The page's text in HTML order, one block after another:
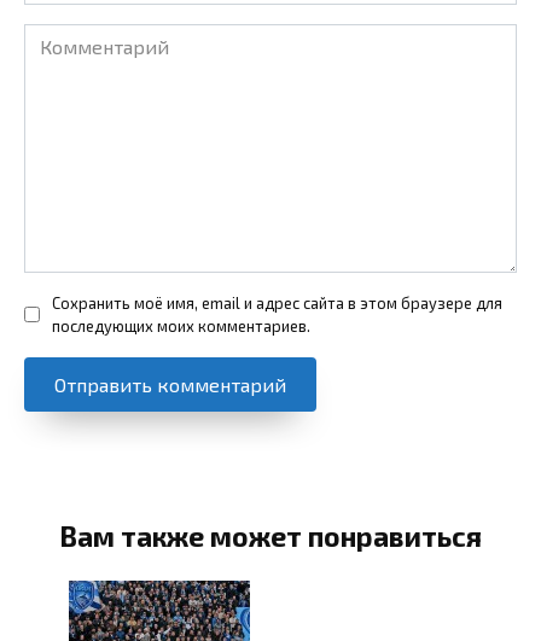
Комментарий
Сохранить моё имя, email и адрес сайта в этом браузере для
последующих моих комментариев.
Вам также может понравиться